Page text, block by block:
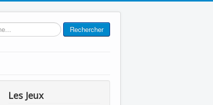
Rechercher
Les Jeux